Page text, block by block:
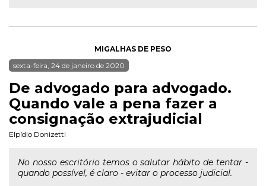
MIGALHAS DE PESO
sexta-feira, 24 de janeiro de 2020
De advogado para advogado.
Quando vale a pena fazer a
consignação extrajudicial
Elpídio Donizetti
No nosso escritório temos o salutar hábito de tentar -
quando possível, é claro - evitar o processo judicial.